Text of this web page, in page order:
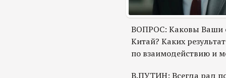
ВОПРОС: Каковы Ваши
Китай? Каких
по взаимодействию и
В.ПУТИН: Всегда рад